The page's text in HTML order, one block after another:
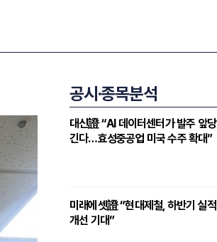
공시·종목분석
대신證 “AI 데이터센터가 발주 앞당
긴다…효성중공업 미국 수주 확대”
미래에셋證 “현대제철, 하반기 실적
개선 기대”